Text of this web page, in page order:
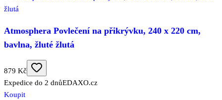
Atmosphera Povlečení na přikrývku, 240 x 220 cm,
bavlna, žluté žlutá
879 Kč
Expedice do 2 dnůEDAXO.cz
Koupit